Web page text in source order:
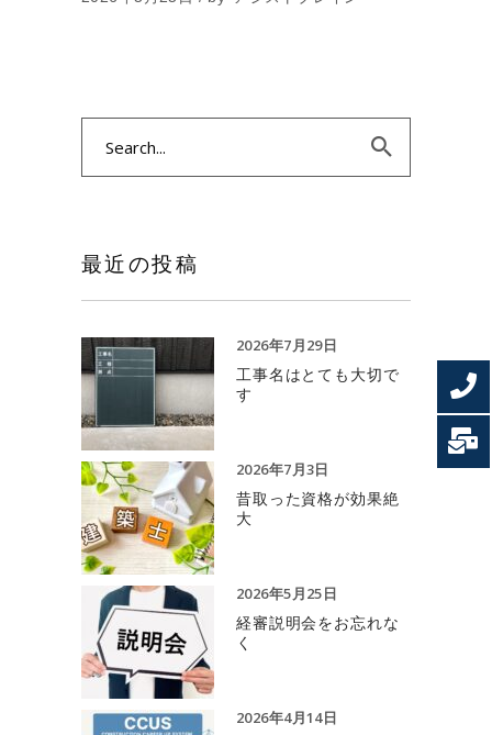
最近の投稿
2026年7月29日
工事名はとても大切で
す
2026年7月3日
昔取った資格が効果絶
大
2026年5月25日
経審説明会をお忘れな
く
2026年4月14日